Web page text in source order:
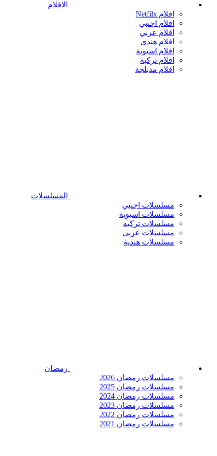
الافلام
افلام Netfilx
افلام اجنبي
افلام عربي
افلام هندى
افلام اسيوية
افلام تركية
افلام مدبلجة
المسلسلات
مسلسلات اجنبي
مسلسلات اسيوية
مسلسلات تركيه
مسلسلات عربي
مسلسلات هندية
رمضان
مسلسلات رمضان 2026
مسلسلات رمضان 2025
مسلسلات رمضان 2024
مسلسلات رمضان 2023
مسلسلات رمضان 2022
مسلسلات رمضان 2021